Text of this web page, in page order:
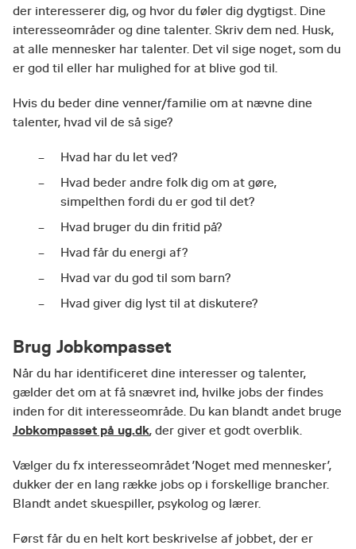
der interesserer dig, og hvor du føler dig dygtigst. Dine
interesseområder og dine talenter. Skriv dem ned. Husk,
at alle mennesker har talenter. Det vil sige noget, som du
er god til eller har mulighed for at blive god til.
Hvis du beder dine venner/familie om at nævne dine
talenter, hvad vil de så sige?
Hvad har du let ved?
Hvad beder andre folk dig om at gøre,
simpelthen fordi du er god til det?
Hvad bruger du din fritid på?
Hvad får du energi af?
Hvad var du god til som barn?
Hvad giver dig lyst til at diskutere?
Brug Jobkompasset
Når du har identificeret dine interesser og talenter,
gælder det om at få snævret ind, hvilke jobs der findes
inden for dit interesseområde. Du kan blandt andet bruge
Jobkompasset på ug.dk, der giver et godt overblik.
Vælger du fx interesseområdet ’Noget med mennesker’,
dukker der en lang række jobs op i forskellige brancher.
Blandt andet skuespiller, psykolog og lærer.
Først får du en helt kort beskrivelse af jobbet, der er